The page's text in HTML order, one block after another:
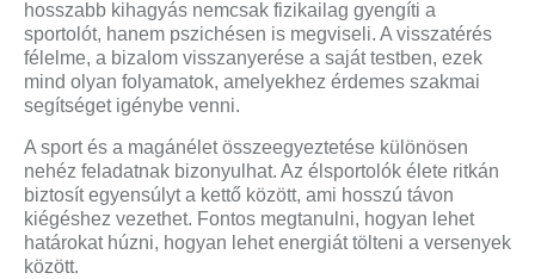
hosszabb kihagyás nemcsak fizikailag gyengíti a
sportolót, hanem pszichésen is megviseli. A visszatérés
félelme, a bizalom visszanyerése a saját testben, ezek
mind olyan folyamatok, amelyekhez érdemes szakmai
segítséget igénybe venni.
A sport és a magánélet összeegyeztetése különösen
nehéz feladatnak bizonyulhat. Az élsportolók élete ritkán
biztosít egyensúlyt a kettő között, ami hosszú távon
kiégéshez vezethet. Fontos megtanulni, hogyan lehet
határokat húzni, hogyan lehet energiát tölteni a versenyek
között.